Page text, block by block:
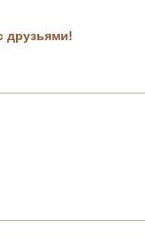
друзьями!